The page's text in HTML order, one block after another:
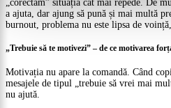
„corectăm” situația cât mai repede. De
a ajuta, dar ajung să pună și mai multă
burnout, problema nu este lipsa de
„Trebuie să te motivezi” – de ce motivarea
Motivația nu apare la comandă. Când
mesajele de tipul „trebuie să vrei mai
nu ajută.